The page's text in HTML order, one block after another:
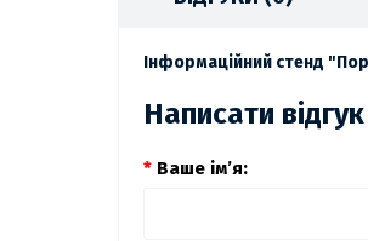
Інформаційний стенд
Написати відгук
Ваше ім’я: